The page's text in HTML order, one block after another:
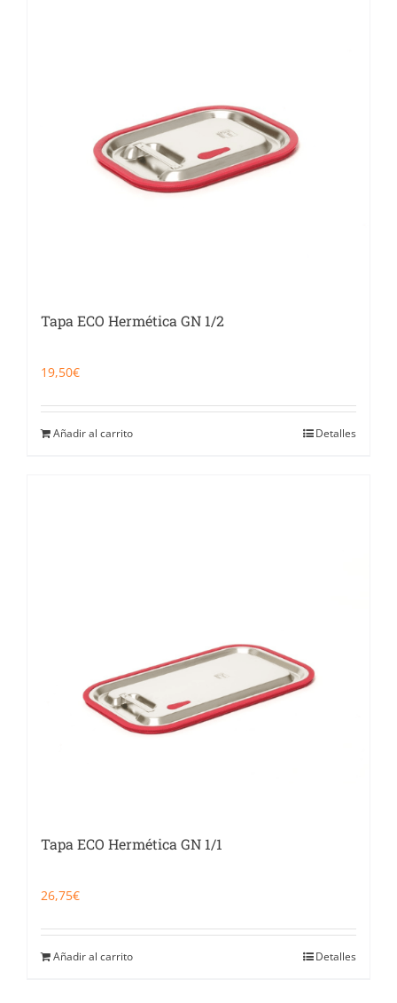
Tapa ECO Hermética GN 1/2
19,50€
Añadir al carrito Detalles
Tapa ECO Hermética GN 1/1
26,75€
Añadir al carrito Detalles